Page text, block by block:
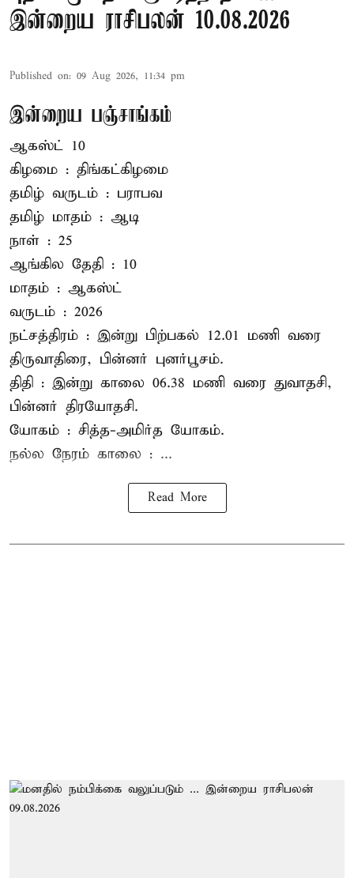
இன்றைய ராசிபலன் 10.08.2026
Published on: 09 Aug 2026, 11:34 pm
இன்றைய பஞ்சாங்கம்
ஆகஸ்ட் 10
கிழமை : திங்கட்கிழமை
தமிழ் வருடம் : பராபவ
தமிழ் மாதம் : ஆடி
நாள் : 25
ஆங்கில தேதி : 10
மாதம் : ஆகஸ்ட்
வருடம் : 2026
நட்சத்திரம் : இன்று பிற்பகல் 12.01 மணி வரை
திருவாதிரை, பின்னர் புனர்பூசம்.
திதி : இன்று காலை 06.38 மணி வரை துவாதசி,
பின்னர் திரயோதசி.
யோகம் : சித்த-அமிர்த யோகம்.
நல்ல நேரம் காலை : ...
Read More